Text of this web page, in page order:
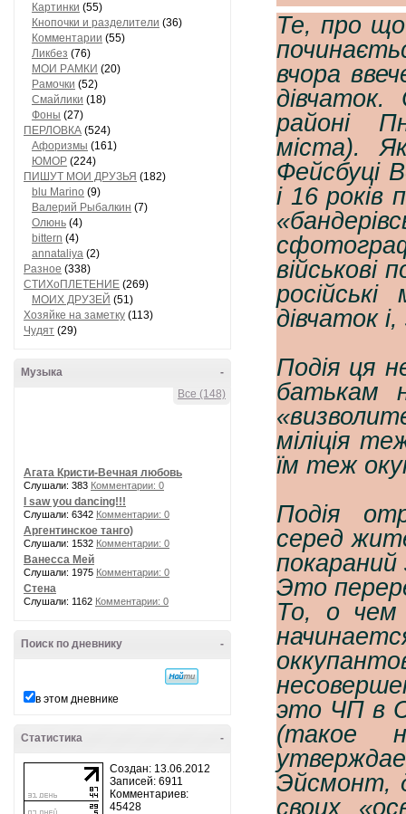
Кaртинки (55)
Кнопочки и рaзделители (36)
Комментaрии (55)
Ликбез (76)
МОИ РAМКИ (20)
Рaмочки (52)
Смaйлики (18)
Фоны (27)
ПЕРЛОВКА (524)
Aфоризмы (161)
ЮМОР (224)
ПИШУТ МОИ ДРУЗЬЯ (182)
blu Marino (9)
Валерий Рыбалкин (7)
Олюнь (4)
bittern (4)
annataliya (2)
Разное (338)
СТИХоПЛЕТЕНИЕ (269)
МОИХ ДРУЗЕЙ (51)
Хозяйке на заметку (113)
Чудят (29)
-
Музыка
Все (148)
Агата Кристи-Вечная любовь
Слушали: 383 Комментарии: 0
I saw you dancing!!!
Слушали: 6342 Комментарии: 0
Аргентинское танго)
Слушали: 1532 Комментарии: 0
Ванесса Мей
Слушали: 1975 Комментарии: 0
Стена
Слушали: 1162 Комментарии: 0
-
Поиск по дневнику
в этом дневнике
-
Статистика
Создан: 13.06.2012
Записей: 6911
Комментариев:
45428
Те, про що
вчора
районі
міста).
Фейсбуці
і 16 років
військові
дівчаток
Подія ця
батькам
міліція
їм теж
Подія
серед
Это
То, о чем
это ЧП в
(такое
Эйсмонт,
своих